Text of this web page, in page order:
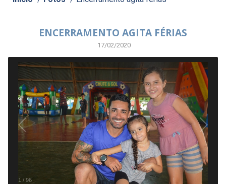
ENCERRAMENTO AGITA FÉRIAS
17/02/2020
1 / 96